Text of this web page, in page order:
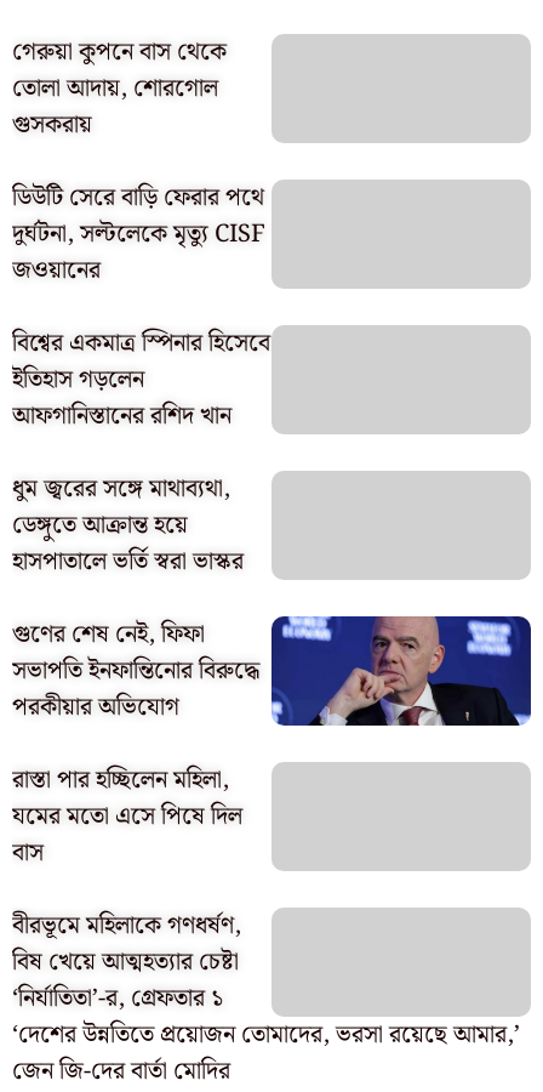
গেরুয়া কুপনে বাস থেকে
তোলা আদায়, শোরগোল
গুসকরায়
ডিউটি সেরে বাড়ি ফেরার পথে
দুর্ঘটনা, সল্টলেকে মৃত্যু CISF
জওয়ানের
বিশ্বের একমাত্র স্পিনার হিসেবে
ইতিহাস গড়লেন
আফগানিস্তানের রশিদ খান
ধুম জ্বরের সঙ্গে মাথাব্যথা,
ডেঙ্গুতে আক্রান্ত হয়ে
হাসপাতালে ভর্তি স্বরা ভাস্কর
গুণের শেষ নেই, ফিফা
সভাপতি ইনফান্তিনোর বিরুদ্ধে
পরকীয়ার অভিযোগ
রাস্তা পার হচ্ছিলেন মহিলা,
যমের মতো এসে পিষে দিল
বাস
বীরভূমে মহিলাকে গণধর্ষণ,
বিষ খেয়ে আত্মহত্যার চেষ্টা
‘নির্যাতিতা’-র, গ্রেফতার ১
‘দেশের উন্নতিতে প্রয়োজন তোমাদের, ভরসা রয়েছে আমার,’
জেন জি-দের বার্তা মোদির